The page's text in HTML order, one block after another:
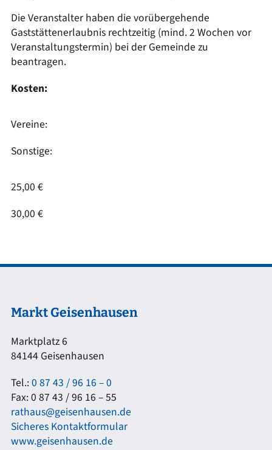
Die Veranstalter haben die vorübergehende
Gaststättenerlaubnis rechtzeitig (mind. 2 Wochen vor
Veranstaltungstermin) bei der Gemeinde zu
beantragen.
Kosten:
Vereine:
Sonstige:
25,00 €
30,00 €
Markt Geisenhausen
Marktplatz 6
84144 Geisenhausen
Tel.:0 87 43 / 96 16 – 0
Fax: 0 87 43 / 96 16 – 55
rathaus@geisenhausen.de
Sicheres Kontaktformular
www.geisenhausen.de